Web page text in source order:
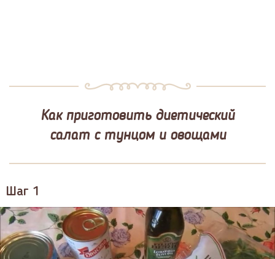
Как приготовить диетический
салат с тунцом и овощами
Шаг 1